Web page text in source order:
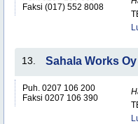
Faksi (017) 552 8008
13. Sahala Works Oy
Puh. 0207 106 200
Faksi 0207 106 390